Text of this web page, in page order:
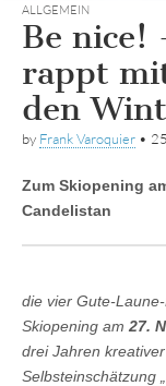
ALLGEMEIN
Be nice!
rappt
den
by Frank Varoquier •
Zum Skiopening
Candelistan
die vier Gute-
Skiopening am 27.
drei Jahren
Selbsteinschätzung